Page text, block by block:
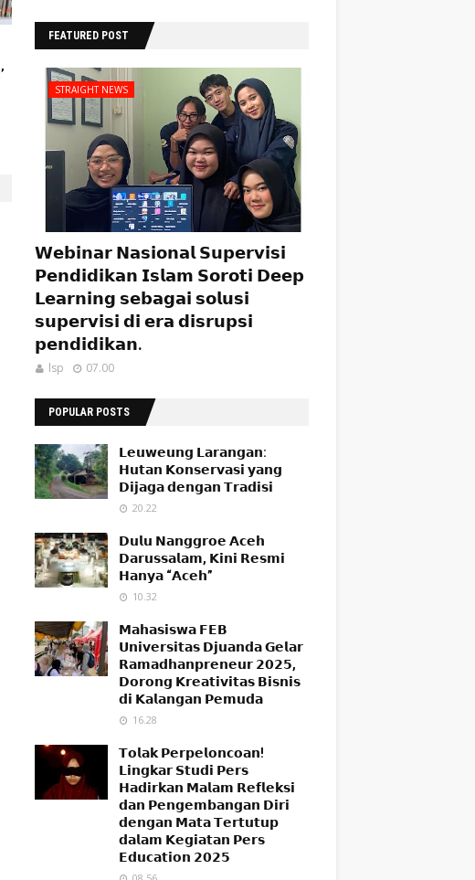
FEATURED POST
STRAIGHT NEWS
𝗪𝗲𝗯𝗶𝗻𝗮𝗿 𝗡𝗮𝘀𝗶𝗼𝗻𝗮𝗹 𝗦𝘂𝗽𝗲𝗿𝘃𝗶𝘀𝗶
𝗣𝗲𝗻𝗱𝗶𝗱𝗶𝗸𝗮𝗻 𝗜𝘀𝗹𝗮𝗺 𝗦𝗼𝗿𝗼𝘁𝗶 𝗗𝗲𝗲𝗽
𝗟𝗲𝗮𝗿𝗻𝗶𝗻𝗴 𝘀𝗲𝗯𝗮𝗴𝗮𝗶 𝘀𝗼𝗹𝘂𝘀𝗶
𝘀𝘂𝗽𝗲𝗿𝘃𝗶𝘀𝗶 𝗱𝗶 𝗲𝗿𝗮 𝗱𝗶𝘀𝗿𝘂𝗽𝘀𝗶
𝗽𝗲𝗻𝗱𝗶𝗱𝗶𝗸𝗮𝗻.
lsp 07.00
POPULAR POSTS
𝗟𝗲𝘂𝘄𝗲𝘂𝗻𝗴 𝗟𝗮𝗿𝗮𝗻𝗴𝗮𝗻:
𝗛𝘂𝘁𝗮𝗻 𝗞𝗼𝗻𝘀𝗲𝗿𝘃𝗮𝘀𝗶 𝘆𝗮𝗻𝗴
𝗗𝗶𝗷𝗮𝗴𝗮 𝗱𝗲𝗻𝗴𝗮𝗻 𝗧𝗿𝗮𝗱𝗶𝘀𝗶
20.22
𝗗𝘂𝗹𝘂 𝗡𝗮𝗻𝗴𝗴𝗿𝗼𝗲 𝗔𝗰𝗲𝗵
𝗗𝗮𝗿𝘂𝘀𝘀𝗮𝗹𝗮𝗺, 𝗞𝗶𝗻𝗶 𝗥𝗲𝘀𝗺𝗶
𝗛𝗮𝗻𝘆𝗮 “𝗔𝗰𝗲𝗵”
10.32
𝗠𝗮𝗵𝗮𝘀𝗶𝘀𝘄𝗮 𝗙𝗘𝗕
𝗨𝗻𝗶𝘃𝗲𝗿𝘀𝗶𝘁𝗮𝘀 𝗗𝗷𝘂𝗮𝗻𝗱𝗮 𝗚𝗲𝗹𝗮𝗿
𝗥𝗮𝗺𝗮𝗱𝗵𝗮𝗻𝗽𝗿𝗲𝗻𝗲𝘂𝗿 𝟮𝟬𝟮𝟱,
𝗗𝗼𝗿𝗼𝗻𝗴 𝗞𝗿𝗲𝗮𝘁𝗶𝘃𝗶𝘁𝗮𝘀 𝗕𝗶𝘀𝗻𝗶𝘀
𝗱𝗶 𝗞𝗮𝗹𝗮𝗻𝗴𝗮𝗻 𝗣𝗲𝗺𝘂𝗱𝗮
16.28
𝗧𝗼𝗹𝗮𝗸 𝗣𝗲𝗿𝗽𝗲𝗹𝗼𝗻𝗰𝗼𝗮𝗻!
𝗟𝗶𝗻𝗴𝗸𝗮𝗿 𝗦𝘁𝘂𝗱𝗶 𝗣𝗲𝗿𝘀
𝗛𝗮𝗱𝗶𝗿𝗸𝗮𝗻 𝗠𝗮𝗹𝗮𝗺 𝗥𝗲𝗳𝗹𝗲𝗸𝘀𝗶
𝗱𝗮𝗻 𝗣𝗲𝗻𝗴𝗲𝗺𝗯𝗮𝗻𝗴𝗮𝗻 𝗗𝗶𝗿𝗶
𝗱𝗲𝗻𝗴𝗮𝗻 𝗠𝗮𝘁𝗮 𝗧𝗲𝗿𝘁𝘂𝘁𝘂𝗽
𝗱𝗮𝗹𝗮𝗺 𝗞𝗲𝗴𝗶𝗮𝘁𝗮𝗻 𝗣𝗲𝗿𝘀
𝗘𝗱𝘂𝗰𝗮𝘁𝗶𝗼𝗻 𝟮𝟬𝟮𝟱